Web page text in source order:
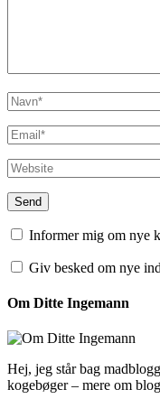
Informer mig om nye
Giv besked om nye
Om Ditte Ingemann
Hej, jeg står bag
kogebøger – mere om